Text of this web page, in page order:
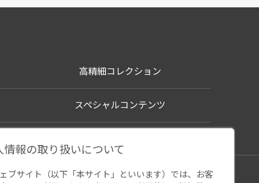
高精細コレクション
スペシャルコンテンツ
情報の取り扱いについて
ブサイト（以下「本サイト」といいます）では、お客